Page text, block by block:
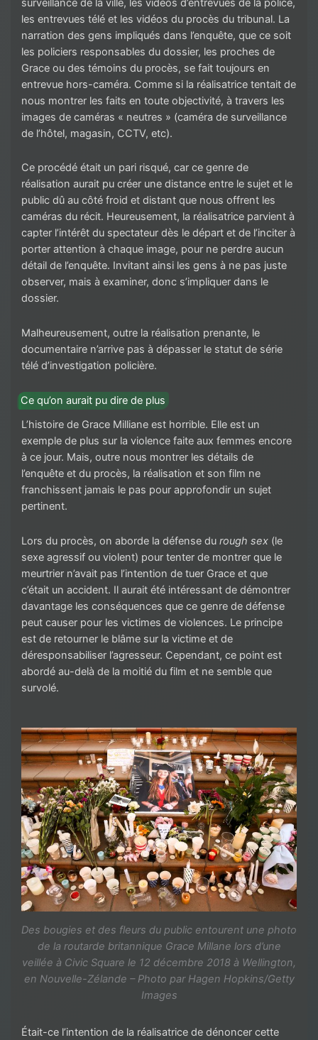
surveillance de la ville, les vidéos d’entrevues de la police,
les entrevues télé et les vidéos du procès du tribunal. La
narration des gens impliqués dans l’enquête, que ce soit
les policiers responsables du dossier, les proches de
Grace ou des témoins du procès, se fait toujours en
entrevue hors-caméra. Comme si la réalisatrice tentait de
nous montrer les faits en toute objectivité, à travers les
images de caméras « neutres » (caméra de surveillance
de l’hôtel, magasin, CCTV, etc).
Ce procédé était un pari risqué, car ce genre de
réalisation aurait pu créer une distance entre le sujet et le
public dû au côté froid et distant que nous offrent les
caméras du récit. Heureusement, la réalisatrice parvient à
capter l’intérêt du spectateur dès le départ et de l’inciter à
porter attention à chaque image, pour ne perdre aucun
détail de l’enquête. Invitant ainsi les gens à ne pas juste
observer, mais à examiner, donc s’impliquer dans le
dossier.
Malheureusement, outre la réalisation prenante, le
documentaire n’arrive pas à dépasser le statut de série
télé d’investigation policière.
Ce qu’on aurait pu dire de plus
L’histoire de Grace Milliane est horrible. Elle est un
exemple de plus sur la violence faite aux femmes encore
à ce jour. Mais, outre nous montrer les détails de
l’enquête et du procès, la réalisation et son film ne
franchissent jamais le pas pour approfondir un sujet
pertinent.
Lors du procès, on aborde la défense du rough sex (le
sexe agressif ou violent) pour tenter de montrer que le
meurtrier n’avait pas l’intention de tuer Grace et que
c’était un accident. Il aurait été intéressant de démontrer
davantage les conséquences que ce genre de défense
peut causer pour les victimes de violences. Le principe
est de retourner le blâme sur la victime et de
déresponsabiliser l’agresseur. Cependant, ce point est
abordé au-delà de la moitié du film et ne semble que
survolé.
Des bougies et des fleurs du public entourent une photo
de la routarde britannique Grace Millane lors d’une
veillée à Civic Square le 12 décembre 2018 à Wellington,
en Nouvelle-Zélande – Photo par Hagen Hopkins/Getty
Images
Était-ce l’intention de la réalisatrice de dénoncer cette